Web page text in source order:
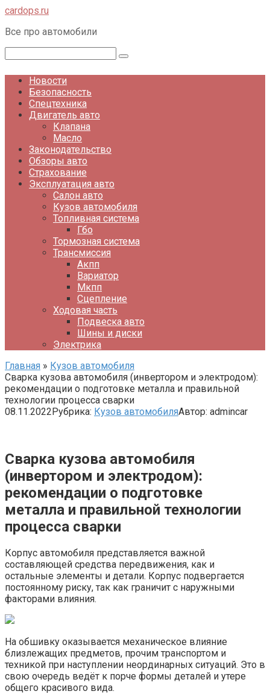
Перейти
контенту
cardops.ru
Все про автомобили
Новости
Безопасность
Спецтехника
Двигатель авто
Клапана
Масло
Законодательство
Обзоры авто
Страхование
Эксплуатация авто
Салон авто
Кузов автомобиля
Топливная система
Гбо
Тормозная система
Трансмиссия
Акпп
Вариатор
Мкпп
Сцепление
Ходовая часть
Подвеска авто
Шины и диски
Электрика
Главная » Кузов автомобиля
Сварка кузова автомобиля (инвертором и электродом):
рекомендации о подготовке металла и правильной
технологии процесса сварки
08.11.2022Рубрика: Кузов автомобиляАвтор: admincar
Сварка кузова автомобиля
(инвертором и электродом):
рекомендации о подготовке
металла и правильной технологии
процесса сварки
Корпус автомобиля представляется важной
составляющей средства передвижения, как и
остальные элементы и детали. Корпус подвергается
постоянному риску, так как граничит с наружными
факторами влияния.
На обшивку оказывается механическое влияние
близлежащих предметов, прочим транспортом и
техникой при наступлении неординарных ситуаций. Это в
свою очередь ведёт к порче формы деталей и утере
общего красивого вида.